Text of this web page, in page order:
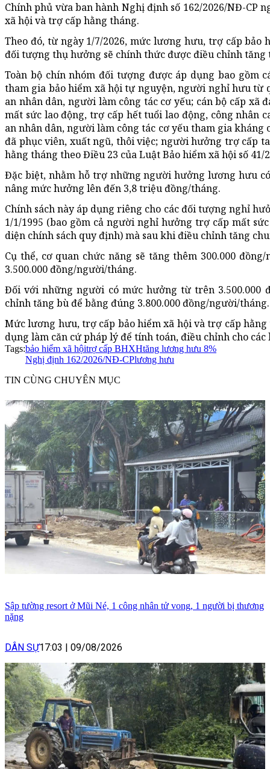
Chính phủ vừa ban hành Nghị định số 162/2026/NĐ-CP
xã hội và trợ cấp hằng tháng.
Theo đó, từ ngày 1/7/2026, mức lương hưu, trợ cấp
đối tượng thụ hưởng sẽ chính thức được điều chỉnh tăng
Toàn bộ chín nhóm đối tượng được áp dụng bao gồm
tham gia bảo hiểm xã hội tự nguyện, người nghỉ hưu từ
an nhân dân, người làm công tác cơ yếu; cán bộ cấp
mất sức lao động, trợ cấp hết tuổi lao động, công nhân
an nhân dân, người làm công tác cơ yếu tham gia
đã phục viên, xuất ngũ, thôi việc; người hưởng trợ cấp
hằng tháng theo Điều 23 của Luật Bảo hiểm xã hội số 41/
Đặc biệt, nhằm hỗ trợ những người hưởng lương hưu
nâng mức hưởng lên đến 3,8 triệu đồng/tháng.
Chính sách này áp dụng riêng cho các đối tượng nghỉ
1/1/1995 (bao gồm cả người nghỉ hưởng trợ cấp mất
diện chính sách quy định) mà sau khi điều chỉnh tăng
Cụ thể, cơ quan chức năng sẽ tăng thêm 300.000
3.500.000 đồng/người/tháng.
Đối với những người có mức hưởng từ trên 3.500.000
chỉnh tăng bù để bằng đúng 3.800.000 đồng/người/tháng.
Mức lương hưu, trợ cấp bảo hiểm xã hội và trợ cấp
dụng làm căn cứ pháp lý để tính toán, điều chỉnh cho
Tags:bảo hiểm xã hộitrợ cấp BHXHtăng lương hưu 8%
Nghị định 162/2026/NĐ-CPlương hưu
TIN CÙNG CHUYÊN MỤC
Sập tường resort ở Mũi Né, 1 công nhân tử vong, 1 người bị thương
nặng
DÂN SỰ17:03 09/08/2026